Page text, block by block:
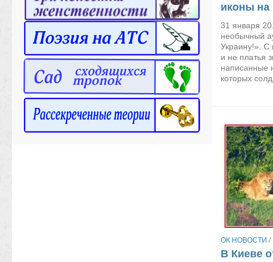
иконы на
31 января
необычный
Украину!». С
и не платья
написанные
которых
ОК НОВОСТИ /
В Киеве